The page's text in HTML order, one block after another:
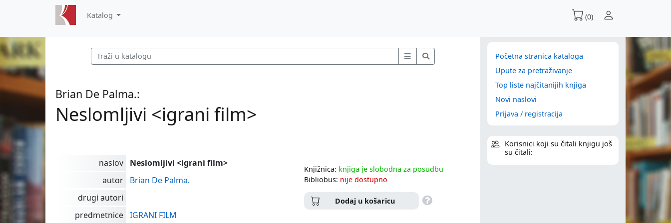
Katalog (0)
Brian De Palma.:
Neslomljivi <igrani film>
naslov
Neslomljivi <igrani film>
autor
Brian De Palma.
drugi autori
predmetnice
IGRANI FILM
Knjižnica: knjiga je slobodna za posudbu
Bibliobus: nije dostupno
Dodaj u košaricu
Početna stranica kataloga
Upute za pretraživanje
Top liste najčitanijih knjiga
Novi naslovi
Prijava / registracija
Korisnici koji su čitali knjigu još
su čitali: